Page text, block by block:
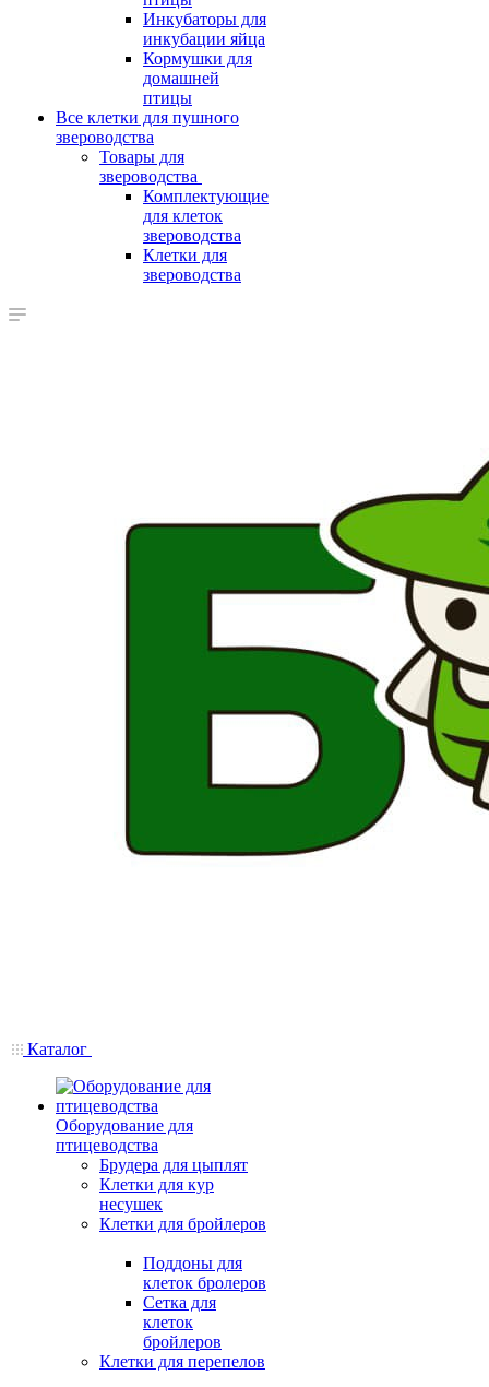
Инкубаторы для
инкубации яйца
Кормушки для
домашней
птицы
Все клетки для пушного
звероводства
Товары для
звероводства
Комплектующие
для клеток
звероводства
Клетки для
звероводства
Каталог
Оборудование для
птицеводства
Брудера для цыплят
Клетки для кур
несушек
Клетки для бройлеров
Поддоны для
клеток бролеров
Сетка для
клеток
бройлеров
Клетки для перепелов